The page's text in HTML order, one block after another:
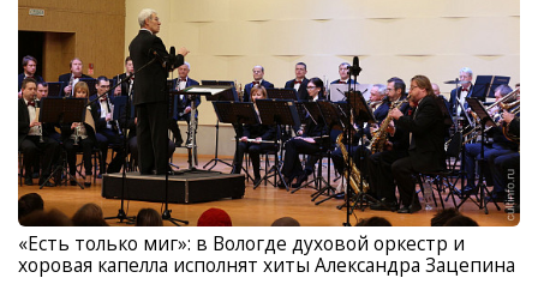
«Есть только миг»: в Вологде духовой оркестр и
хоровая капелла исполнят хиты Александра Зацепина